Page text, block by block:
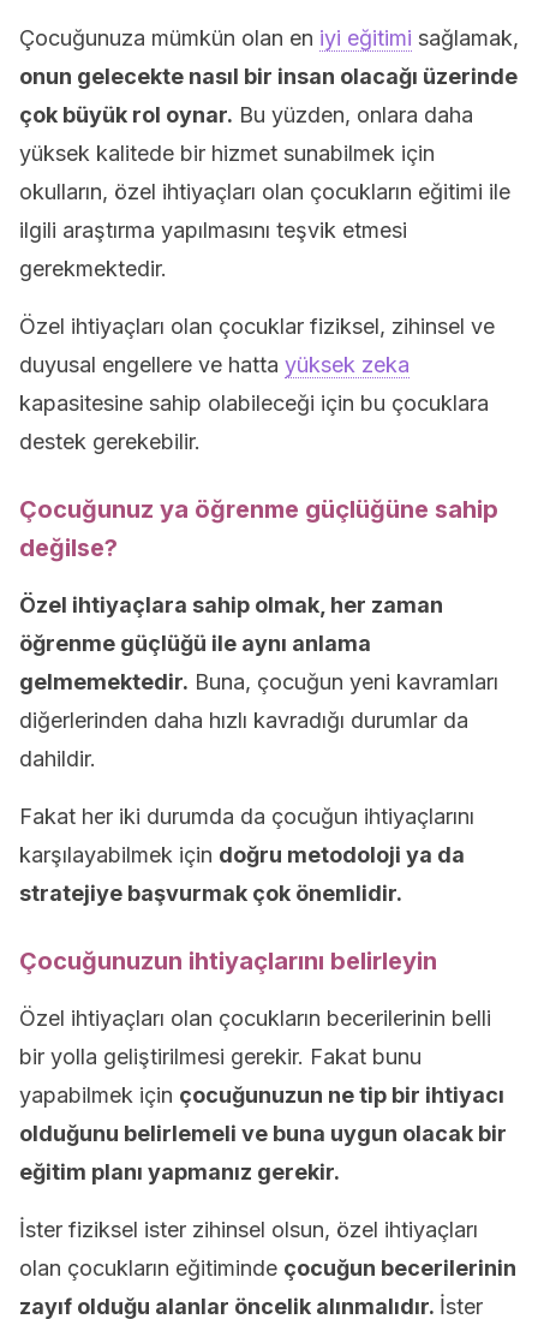
Çocuğunuza mümkün olan en iyi eğitimi sağlamak,
onun gelecekte nasıl bir insan olacağı üzerinde
çok büyük rol oynar. Bu yüzden, onlara daha
yüksek kalitede bir hizmet sunabilmek için
okulların, özel ihtiyaçları olan çocukların eğitimi ile
ilgili araştırma yapılmasını teşvik etmesi
gerekmektedir.
Özel ihtiyaçları olan çocuklar fiziksel, zihinsel ve
duyusal engellere ve hatta yüksek zeka
kapasitesine sahip olabileceği için bu çocuklara
destek gerekebilir.
Çocuğunuz ya öğrenme güçlüğüne sahip
değilse?
Özel ihtiyaçlara sahip olmak, her zaman
öğrenme güçlüğü ile aynı anlama
gelmemektedir. Buna, çocuğun yeni kavramları
diğerlerinden daha hızlı kavradığı durumlar da
dahildir.
Fakat her iki durumda da çocuğun ihtiyaçlarını
karşılayabilmek için doğru metodoloji ya da
stratejiye başvurmak çok önemlidir.
Çocuğunuzun ihtiyaçlarını belirleyin
Özel ihtiyaçları olan çocukların becerilerinin belli
bir yolla geliştirilmesi gerekir. Fakat bunu
yapabilmek için çocuğunuzun ne tip bir ihtiyacı
olduğunu belirlemeli ve buna uygun olacak bir
eğitim planı yapmanız gerekir.
İster fiziksel ister zihinsel olsun, özel ihtiyaçları
olan çocukların eğitiminde çocuğun becerilerinin
zayıf olduğu alanlar öncelik alınmalıdır. İster